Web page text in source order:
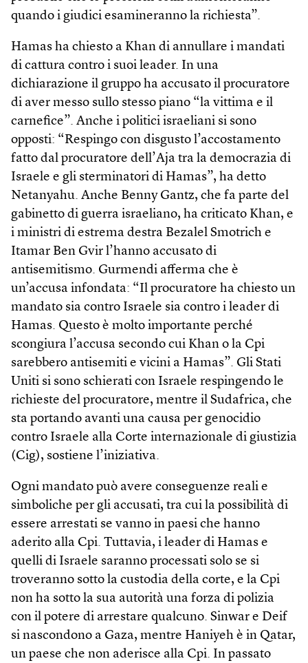
quando i giudici esamineranno la richiesta”.
Hamas ha chiesto a Khan di annullare i mandati
di cattura contro i suoi leader. In una
dichiarazione il gruppo ha accusato il procuratore
di aver messo sullo stesso piano “la vittima e il
carnefice”. Anche i politici israeliani si sono
opposti: “Respingo con disgusto l’accostamento
fatto dal procuratore dell’Aja tra la democrazia di
Israele e gli sterminatori di Hamas”, ha detto
Netanyahu. Anche Benny Gantz, che fa parte del
gabinetto di guerra israeliano, ha criticato Khan, e
i ministri di estrema destra Bezalel Smotrich e
Itamar Ben Gvir l’hanno accusato di
antisemitismo. Gurmendi afferma che è
un’accusa infondata: “Il procuratore ha chiesto un
mandato sia contro Israele sia contro i leader di
Hamas. Questo è molto importante perché
scongiura l’accusa secondo cui Khan o la Cpi
sarebbero antisemiti e vicini a Hamas”. Gli Stati
Uniti si sono schierati con Israele respingendo le
richieste del procuratore, mentre il Sudafrica, che
sta portando avanti una causa per genocidio
contro Israele alla Corte internazionale di giustizia
(Cig), sostiene l’iniziativa.
Ogni mandato può avere conseguenze reali e
simboliche per gli accusati, tra cui la possibilità di
essere arrestati se vanno in paesi che hanno
aderito alla Cpi. Tuttavia, i leader di Hamas e
quelli di Israele saranno processati solo se si
troveranno sotto la custodia della corte, e la Cpi
non ha sotto la sua autorità una forza di polizia
con il potere di arrestare qualcuno. Sinwar e Deif
si nascondono a Gaza, mentre Haniyeh è in Qatar,
un paese che non aderisce alla Cpi. In passato